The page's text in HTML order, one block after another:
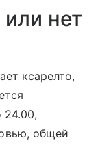
нет
ксарелто,
24.00,
общей